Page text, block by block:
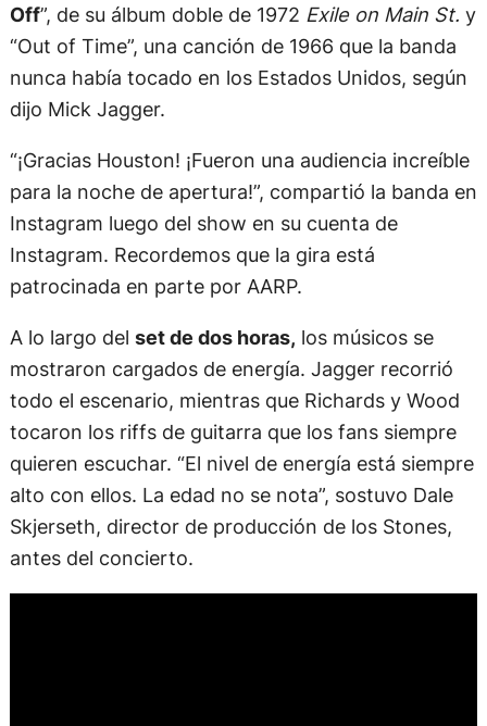
Off”, de su álbum doble de 1972 Exile on Main St. y
“Out of Time”, una canción de 1966 que la banda
nunca había tocado en los Estados Unidos, según
dijo Mick Jagger.
“¡Gracias Houston! ¡Fueron una audiencia increíble
para la noche de apertura!”, compartió la banda en
Instagram luego del show en su cuenta de
Instagram. Recordemos que la gira está
patrocinada en parte por AARP.
A lo largo del set de dos horas, los músicos se
mostraron cargados de energía. Jagger recorrió
todo el escenario, mientras que Richards y Wood
tocaron los riffs de guitarra que los fans siempre
quieren escuchar. “El nivel de energía está siempre
alto con ellos. La edad no se nota”, sostuvo Dale
Skjerseth, director de producción de los Stones,
antes del concierto.